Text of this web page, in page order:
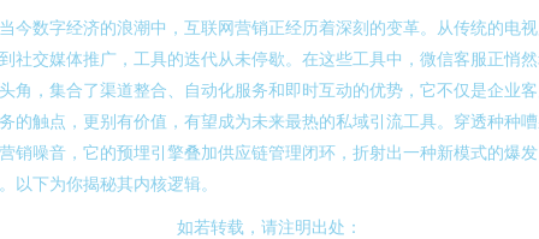
今数字经济的浪潮中，互联网营销正经历着深刻的变革。从传统的电
社交媒体推广，工具的迭代从未停歇。在这些工具中，微信客服正悄
角，集合了渠道整合、自动化服务和即时互动的优势，它不仅是企业
的触点，更别有价值，有望成为未来最热的私域引流工具。穿透种种
销噪音，它的预埋引擎叠加供应链管理闭环，折射出一种新模式的爆发
以下为你揭秘其内核逻辑。
如若转载，请注明出处：